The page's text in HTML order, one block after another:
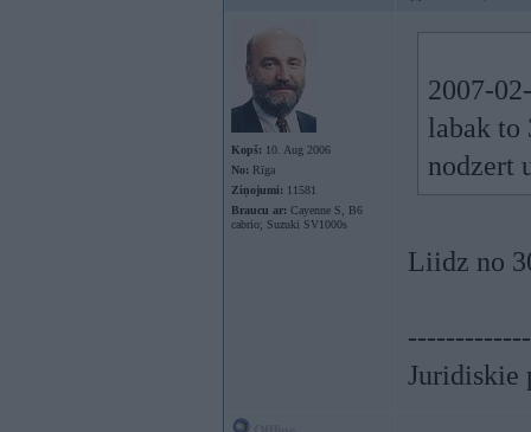
Kopš: 10. Aug 2006
No: Rīga
Ziņojumi: 11581
Braucu ar: Cayenne S, B6
cabrio; Suzuki SV1000s
2007-
labak to
nodzert
Liidz no
Juridiskie